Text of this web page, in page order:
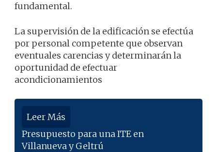
fundamental.
La supervisión de la edificación se efectúa
por personal competente que observan
eventuales carencias y determinarán la
oportunidad de efectuar
acondicionamientos
Leer Más
Presupuesto para una ITE en
Villanueva y Geltrú